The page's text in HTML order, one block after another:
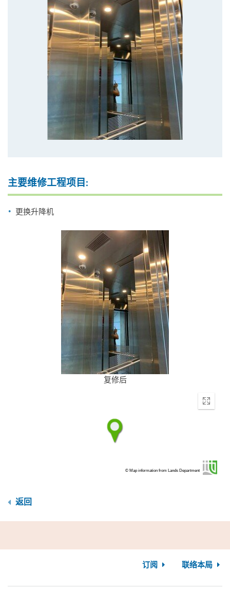
主要维修工程项目:
更换升降机
复修后
Enter
© Map information from Lands Department
返回
订阅 联络本局